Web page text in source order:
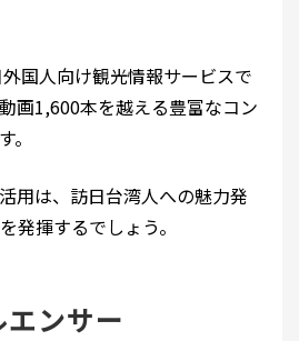
国人向け観光情報サービスで
画1,600本を越える豊富なコン
。
用は、訪日台湾人への魅力発
発揮するでしょう。
ンサー